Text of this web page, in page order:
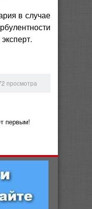
в случае
просмотра
первым!